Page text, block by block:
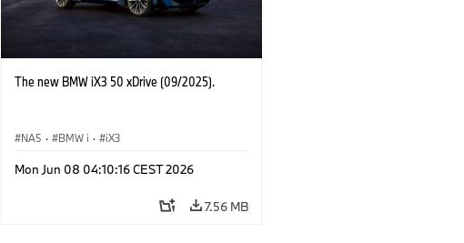
The new BMW iX3 50 xDrive (09/2025).
NA5 · BMW i · iX3
Mon Jun 08 04:10:16 CEST 2026
7.56 MB